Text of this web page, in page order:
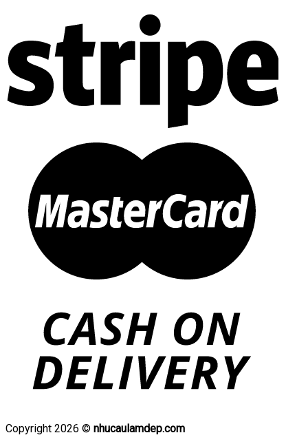
Copyright 2026 © nhucaulamdep.com